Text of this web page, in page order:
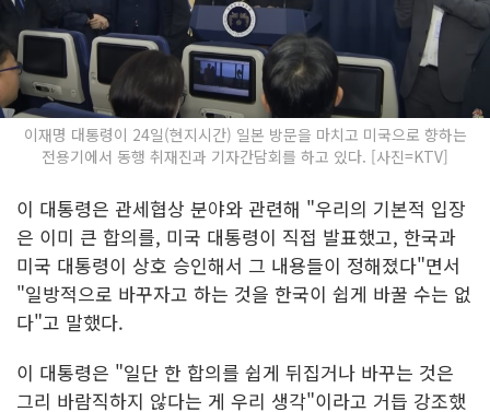
이재명 대통령이 24일(현지시간) 일본 방문을 마치고 미국으로 향하는
전용기에서 동행 취재진과 기자간담회를 하고 있다. [사진=KTV]
이 대통령은 관세협상 분야와 관련해 "우리의 기본적 입장
은 이미 큰 합의를, 미국 대통령이 직접 발표했고, 한국과
미국 대통령이 상호 승인해서 그 내용들이 정해졌다"면서
"일방적으로 바꾸자고 하는 것을 한국이 쉽게 바꿀 수는 없
다"고 말했다.
이 대통령은 "일단 한 합의를 쉽게 뒤집거나 바꾸는 것은
그리 바람직하지 않다는 게 우리 생각"이라고 거듭 강조했